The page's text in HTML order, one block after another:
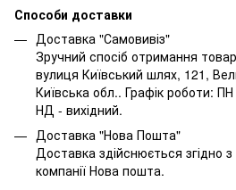
Способи доставки
Доставка "Самовивіз"
Зручний спосіб отримання
вулиця Київський шлях, 121,
Київська обл.. Графік роботи:
НД - вихідний.
Доставка "Нова Пошта"
Доставка здійснюється згідно
компанії Нова пошта.